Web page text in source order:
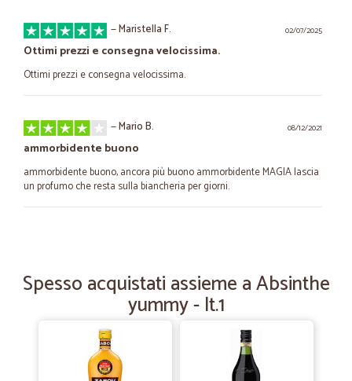
02/07/2025
—Maristella F.
Ottimi prezzi e consegna velocissima.
Ottimi prezzi e consegna velocissima.
08/12/2021
—Mario B.
ammorbidente buono
ammorbidente buono, ancora più buono ammorbidente MAGIA lascia
un profumo che resta sulla biancheria per giorni.
spedizione veloce e molto organizzati
—
Ordini evasi in tempo utile
Spesso acquistati assieme a Absinthe
yummy - lt.1